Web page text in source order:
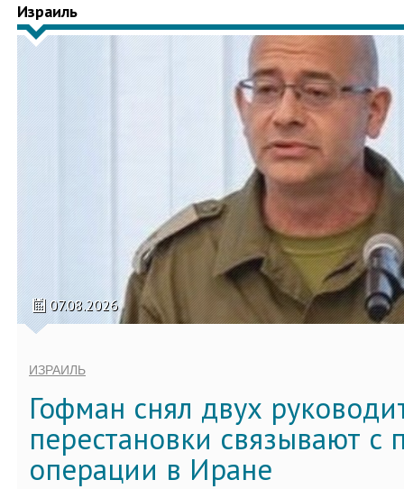
Израиль
07.08.2026
ИЗРАИЛЬ
Гофман снял двух
перестановки связывают с
операции в Иране